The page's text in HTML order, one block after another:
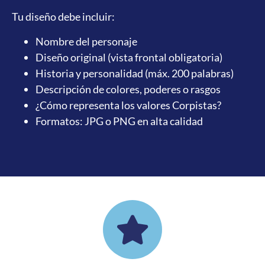
Tu diseño debe incluir:
Nombre del personaje
Diseño original (vista frontal obligatoria)
Historia y personalidad (máx. 200 palabras)
Descripción de colores, poderes o rasgos
¿Cómo representa los valores Corpistas?
Formatos: JPG o PNG en alta calidad